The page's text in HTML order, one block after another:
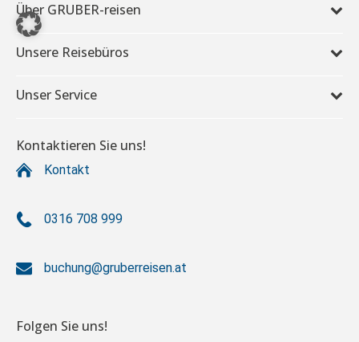
Über GRUBER-reisen
Unsere Reisebüros
Unser Service
Kontaktieren Sie uns!
Kontakt
0316 708 999
buchung@gruberreisen.at
Folgen Sie uns!